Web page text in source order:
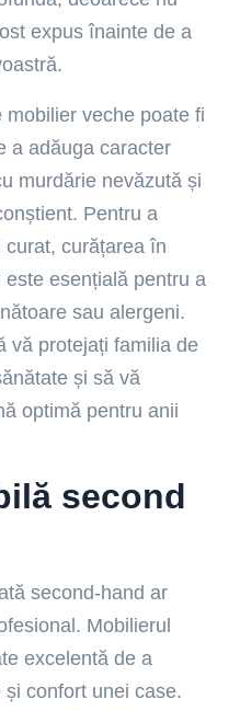
expus înainte de a
veche poate fi
a adăuga caracter
murdărie nevăzută și
Pentru a
curățarea în
esențială pentru a
sau alergeni.
vă protejați familia de
și să vă
optimă pentru anii
second
second-hand ar
Mobilierul
excelentă de a
confort unei case.